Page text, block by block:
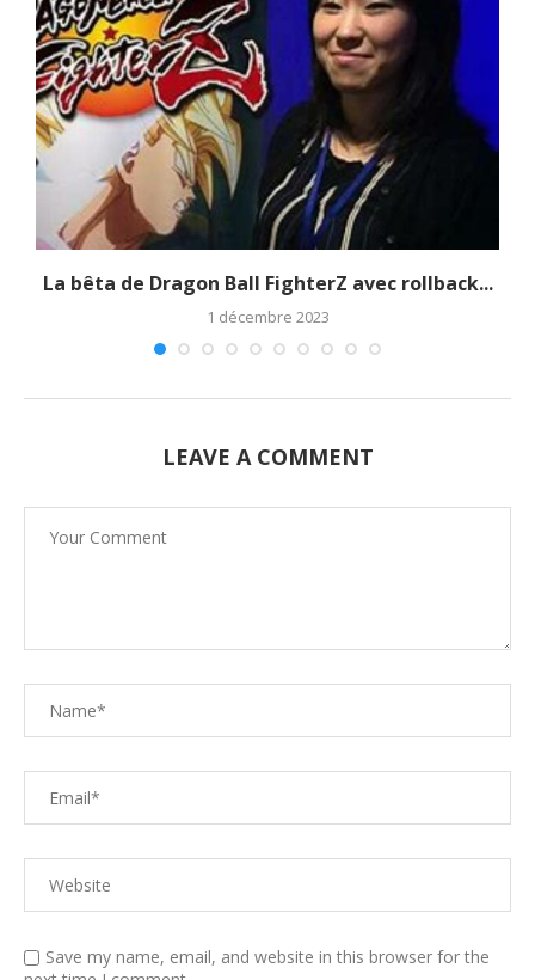
La bêta de Dragon Ball FighterZ avec rollback...
1 décembre 2023
LEAVE A COMMENT
Save my name, email, and website in this browser for the